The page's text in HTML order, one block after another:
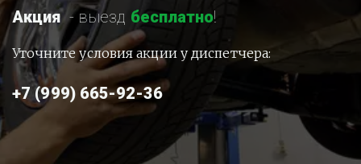
Акция - выезд бесплатно!
Уточните условия акции у диспетчера:
+7 (999) 665-92-36